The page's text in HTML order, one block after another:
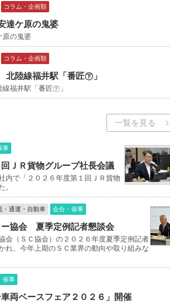
コラム・企画類
ケ原の鬼婆
の鬼婆
コラム・企画類
陸線福井駅「番匠㊦」
福井駅「番匠㊦」
一覧を見る
事
ＪＲ貨物グループ社長会議
内で「２０２６年度第１回ＪＲ貨物
・通運・自動車 会合・催事
ー協会 夏季定例記者懇談会
会（ＳＣ協会）の２０２６年度夏季定例記者
れ、今年上期のＳＣ業界の動向や取り組みな
催事
両ベースフェア２０２６」開催